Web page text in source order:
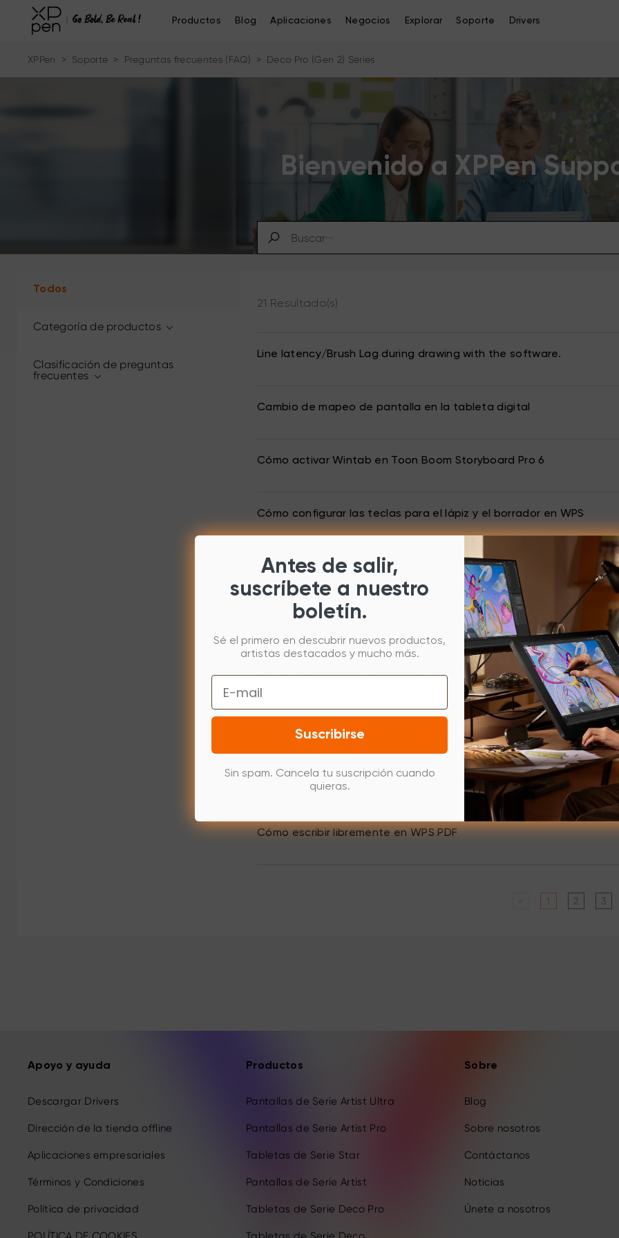
Productos Blog Aplicaciones Negocios Explorar Soporte Drivers
XPPen > Soporte > Preguntas frecuentes (FAQ) > Deco Pro (Gen 2) Series
Bienvenido a XPPen
Todos
Categoría de productos
Clasificación de preguntas
frecuentes
21 Resultado(s)
Line latency/Brush Lag during drawing with the software.
Cambio de mapeo de pantalla en la tableta digital
Cómo activar Wintab en Toon Boom Storyboard Pro 6
Cómo configurar las teclas para el lápiz y el borrador en WPS
¿Cómo configurar Photoshop para usar el ratón giratorio para
Cómo desactivar el botón derecho del ratón con presión
Cómo desinstalar el controlador XPPEN en Windows
Cómo eliminar el efecto de ondulaciones en Windows 11
Cómo escribir en un PDF con el navegador Edge
Cómo escribir libremente en WPS PDF
2 3
Apoyo y ayuda
Descargar Drivers
Dirección de la tienda offline
Aplicaciones empresariales
Términos y Condiciones
Política de privacidad
Productos
Pantallas de Serie Artist Ultra
Pantallas de Serie Artist Pro
Tabletas de Serie Star
Pantallas de Serie Artist
Tabletas de Serie Deco Pro
Sobre
Blog
Sobre nosotros
Contáctanos
Noticias
Únete a nosotros
Antes de salir,
suscríbete a nuestro
boletín.
Sé el primero en descubrir nuevos productos,
artistas destacados y mucho más.
Email
Suscribirse
Sin spam. Cancela tu suscripción cuando
quieras.